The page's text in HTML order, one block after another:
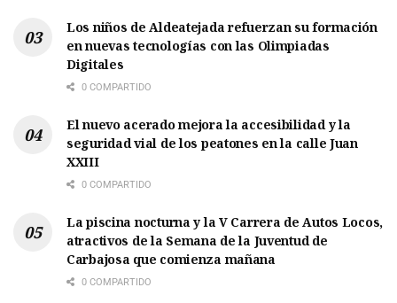
Los niños de Aldeatejada refuerzan su formación
en nuevas tecnologías con las Olimpiadas
Digitales
0 COMPARTIDO
El nuevo acerado mejora la accesibilidad y la
seguridad vial de los peatones en la calle Juan
XXIII
0 COMPARTIDO
La piscina nocturna y la V Carrera de Autos Locos,
atractivos de la Semana de la Juventud de
Carbajosa que comienza mañana
0 COMPARTIDO